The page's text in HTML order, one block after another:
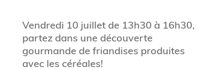
Vendredi 10 juillet de 13h30 à 16h30,
partez dans une découverte
gourmande de friandises produites
avec les céréales!